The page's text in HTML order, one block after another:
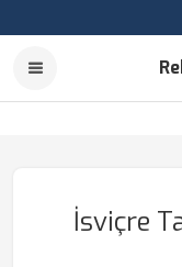
İsviçre